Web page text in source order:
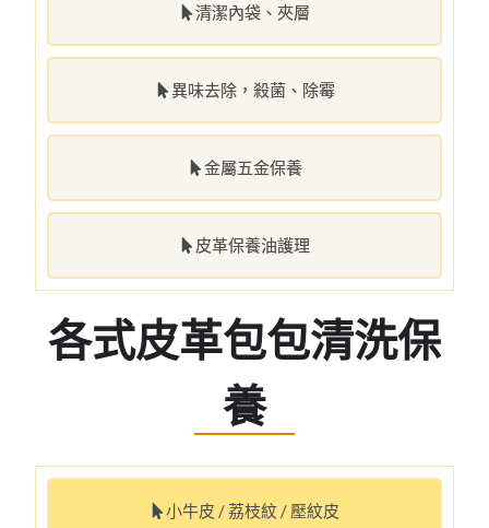
清潔內袋、夾層
異味去除，殺菌、除霉
金屬五金保養
皮革保養油護理
各式皮革包包清洗保
養
小牛皮 / 荔枝紋 / 壓紋皮